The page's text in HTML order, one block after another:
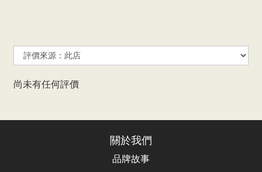
尚未有任何評價
關於我們
品牌故事